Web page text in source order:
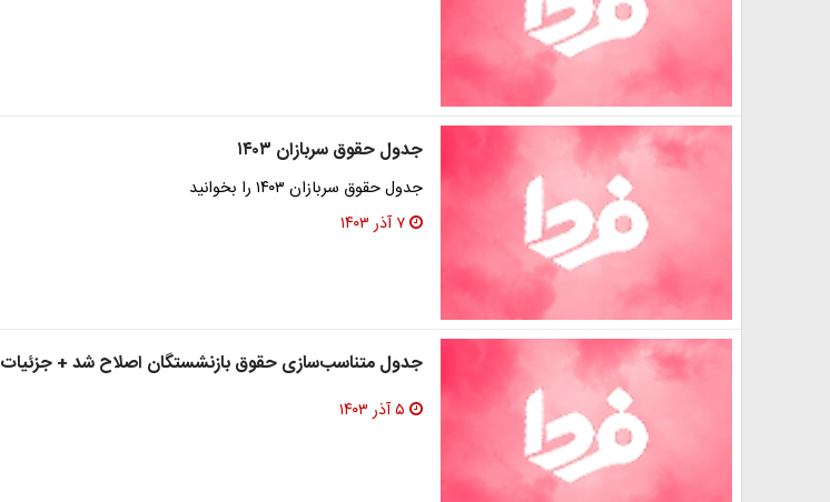
جدول حقوق سربازان ۱۴۰۳
جدول حقوق سربازان ۱۴۰۳ را بخوانید
۷ آذر ۱۴۰۳
جدول متناسب‌سازی حقوق بازنشستگان اصلاح شد + جزئیات
۵ آذر ۱۴۰۳